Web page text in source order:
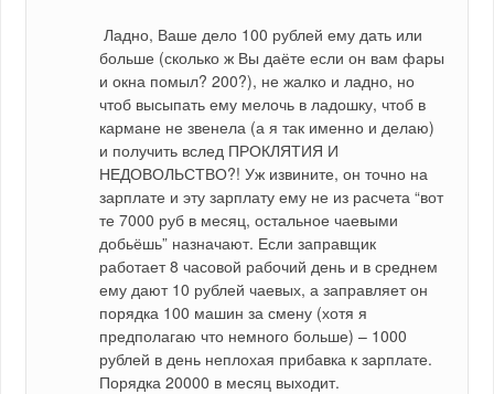
больше (сколько ж Вы даёте если он вам фары
и окна помыл? 200?), не жалко и ладно, но
чтоб высыпать ему мелочь в ладошку, чтоб в
кармане не звенела (а я так именно и делаю)
и получить вслед ПРОКЛЯТИЯ И
НЕДОВОЛЬСТВО?! Уж извините, он точно на
зарплате и эту зарплату ему не из расчета “вот
те 7000 руб в месяц, остальное чаевыми
добьёшь” назначают. Если заправщик
работает 8 часовой рабочий день и в среднем
ему дают 10 рублей чаевых, а заправляет он
порядка 100 машин за смену (хотя я
предполагаю что немного больше) – 1000
рублей в день неплохая прибавка к зарплате.
Порядка 20000 в месяц выходит.